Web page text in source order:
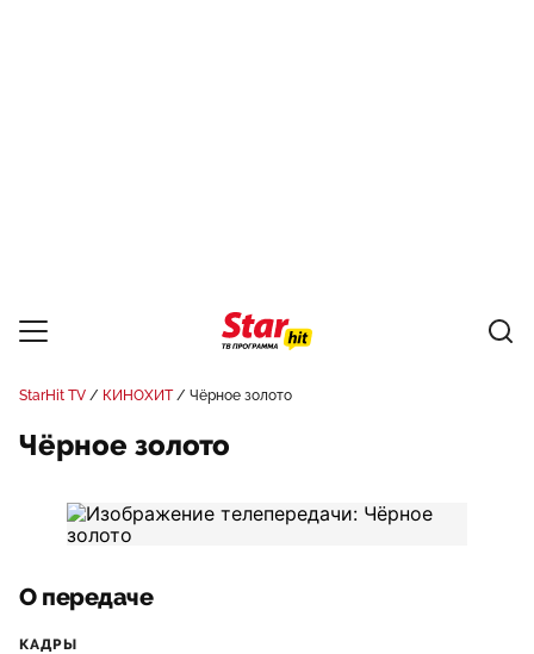
StarHit TV КИНОХИТ Чёрное золото
Чёрное золото
О передаче
КАДРЫ